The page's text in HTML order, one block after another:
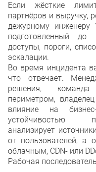
Если жёсткие
партнёров и выручку,
дежурному инженеру
подготовленный
доступы, пороги,
эскалации.
Во время инцидента
что отвечает.
решения, команда
периметром,
влияние на
устойчивостью
анализирует
от пользователей, а
облачным, CDN- или
Рабочая